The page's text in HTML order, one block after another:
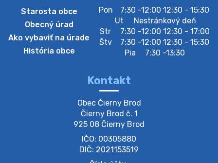
Zberný dvor-Gyűjtőudvar
Oznamujeme obyvateľom, že v stredu 05. augusta
bude zberný dvor zatvorený. Értesítjük a lakosokat,
hogy szerdán augusztus 05-én a gyűjtőudvar zárva
lesz https://ciernybrod.sk?p=214…
Zber separovaného odpadu plastu-
Szeparált műanya…
Oznamujeme obyvateľom, že v stredu 05. augusta
prebehne zber separovaného odpadu plastu. Prosíme
obyvateľov, aby vrecia s odpadom vyložili pred dom už
večer vopred, nakoľko firma F…
4. augusta 2026 09:51
Starosta obce
Obecný úrad
Ako vybaviť na úrade
História obce
Pon
7:30 -12:00 12:30 - 15:30
Ut
Nestránkový deň
Str
7:30 -12:00 12:30 - 17:00
Štv
7:30 -12:00 12:30 - 15:30
Pia
7:30 -13:30
Kontakt
Obec Čierny Brod
Čierny Brod č. 1
925 08 Čierny Brod
IČO: 00305880
DIČ: 2021153519